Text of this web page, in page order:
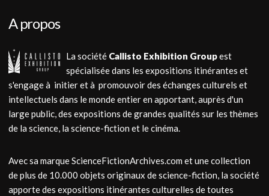
A propos
La société Callisto Exhibition Groupest
spécialisée dans les expositions itinérantes et
s'engage à initier et à promouvoir des échanges culturels et
intellectuels dans le monde entier en apportant, auprès d'un
large public, des expositions de grandes qualités sur les thèmes
de la science, la science-fiction et le cinéma.
Avec sa marque ScienceFictionArchives.com et une collection
de plus de 10.000 objets originaux de science-fiction, la société
apporte des expositions itinérantes culturelles de toutes